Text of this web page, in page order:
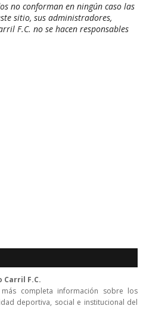
no conforman en ningún caso las
sitio, sus administradores,
F.C. no se hacen responsables
Carril F.C.
completa información sobre los
deportiva, social e institucional del